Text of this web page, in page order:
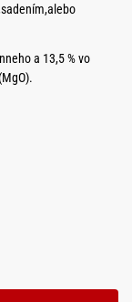
a 13,5 % vo